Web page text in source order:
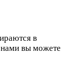
в
вы можете